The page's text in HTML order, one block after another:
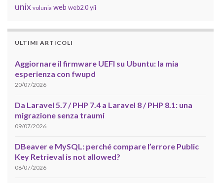
unix volunia web web2.0 yii
ULTIMI ARTICOLI
Aggiornare il firmware UEFI su Ubuntu: la mia
esperienza con fwupd
20/07/2026
Da Laravel 5.7 / PHP 7.4 a Laravel 8 / PHP 8.1: una
migrazione senza traumi
09/07/2026
DBeaver e MySQL: perché compare l’errore Public
Key Retrieval is not allowed?
08/07/2026